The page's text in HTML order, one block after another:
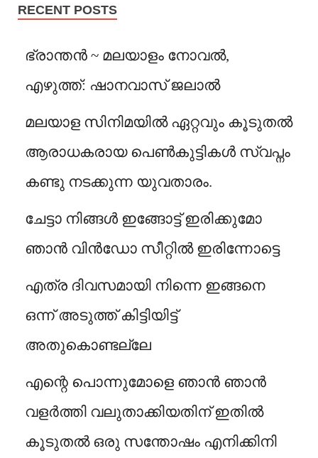
RECENT POSTS
ഭ്രാന്തൻ ~ മലയാളം നോവൽ,
എഴുത്ത്: ഷാനവാസ് ജലാൽ
മലയാള സിനിമയിൽ ഏറ്റവും കൂടുതൽ
ആരാധകരായ പെൺകുട്ടികൾ സ്വപ്നം
കണ്ടു നടക്കുന്ന യുവതാരം.
ചേട്ടാ നിങ്ങൾ ഇങ്ങോട്ട് ഇരിക്കുമോ
ഞാൻ വിൻഡോ സീറ്റിൽ ഇരിന്നോട്ടെ
എത്ര ദിവസമായി നിന്നെ ഇങ്ങനെ
ഒന്ന് അടുത്ത് കിട്ടിയിട്ട്
അതുകൊണ്ടല്ലേ
എന്റെ പൊന്നുമോളെ ഞാൻ ഞാൻ
വളർത്തി വലുതാക്കിയതിന് ഇതിൽ
കൂടുതൽ ഒരു സന്തോഷം എനിക്കിനി